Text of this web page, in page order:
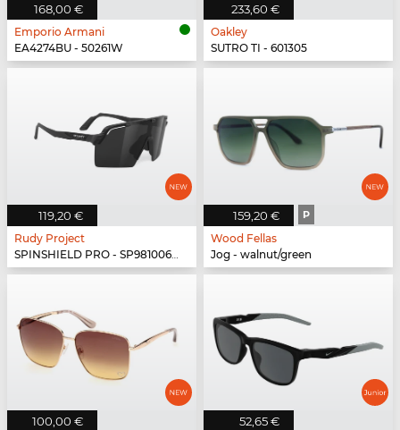
168,00 €
Emporio Armani
EA4274BU - 50261W
233,60 €
Oakley
SUTRO TI - 601305
119,20 €
Rudy Project
SPINSHIELD PRO - SP981006-N000
159,20 € P
Wood Fellas
Jog - walnut/green
100,00 € 52,65 €